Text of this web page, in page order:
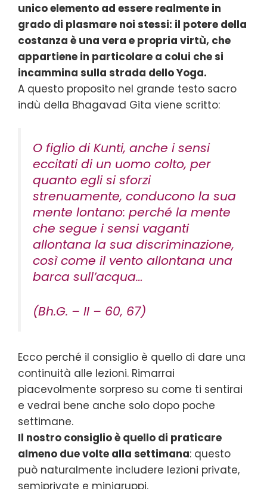
unico elemento ad essere realmente in
grado di plasmare noi stessi: il potere della
costanza è una vera e propria virtù, che
appartiene in particolare a colui che si
incammina sulla strada dello Yoga.
A questo proposito nel grande testo sacro
indù della Bhagavad Gita viene scritto:
O figlio di Kunti, anche i sensi
eccitati di un uomo colto, per
quanto egli si sforzi
strenuamente, conducono la sua
mente lontano: perché la mente
che segue i sensi vaganti
allontana la sua discriminazione,
così come il vento allontana una
barca sull’acqua…
(Bh.G. – II – 60, 67)
Ecco perché il consiglio è quello di dare una
continuità alle lezioni. Rimarrai
piacevolmente sorpreso su come ti sentirai
e vedrai bene anche solo dopo poche
settimane.
Il nostro consiglio è quello di praticare
almeno due volte alla settimana: questo
può naturalmente includere lezioni private,
semiprivate e minigruppi.